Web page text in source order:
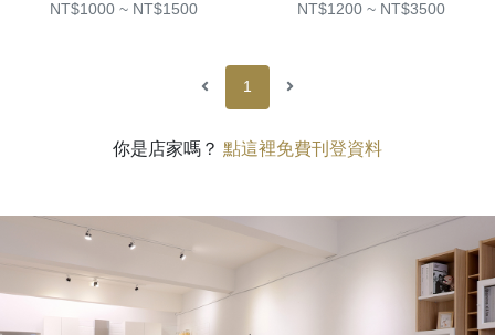
NT$1000 ~ NT$1500 NT$1200 ~ NT$3500
1
你是店家嗎？ 點這裡免費刊登資料